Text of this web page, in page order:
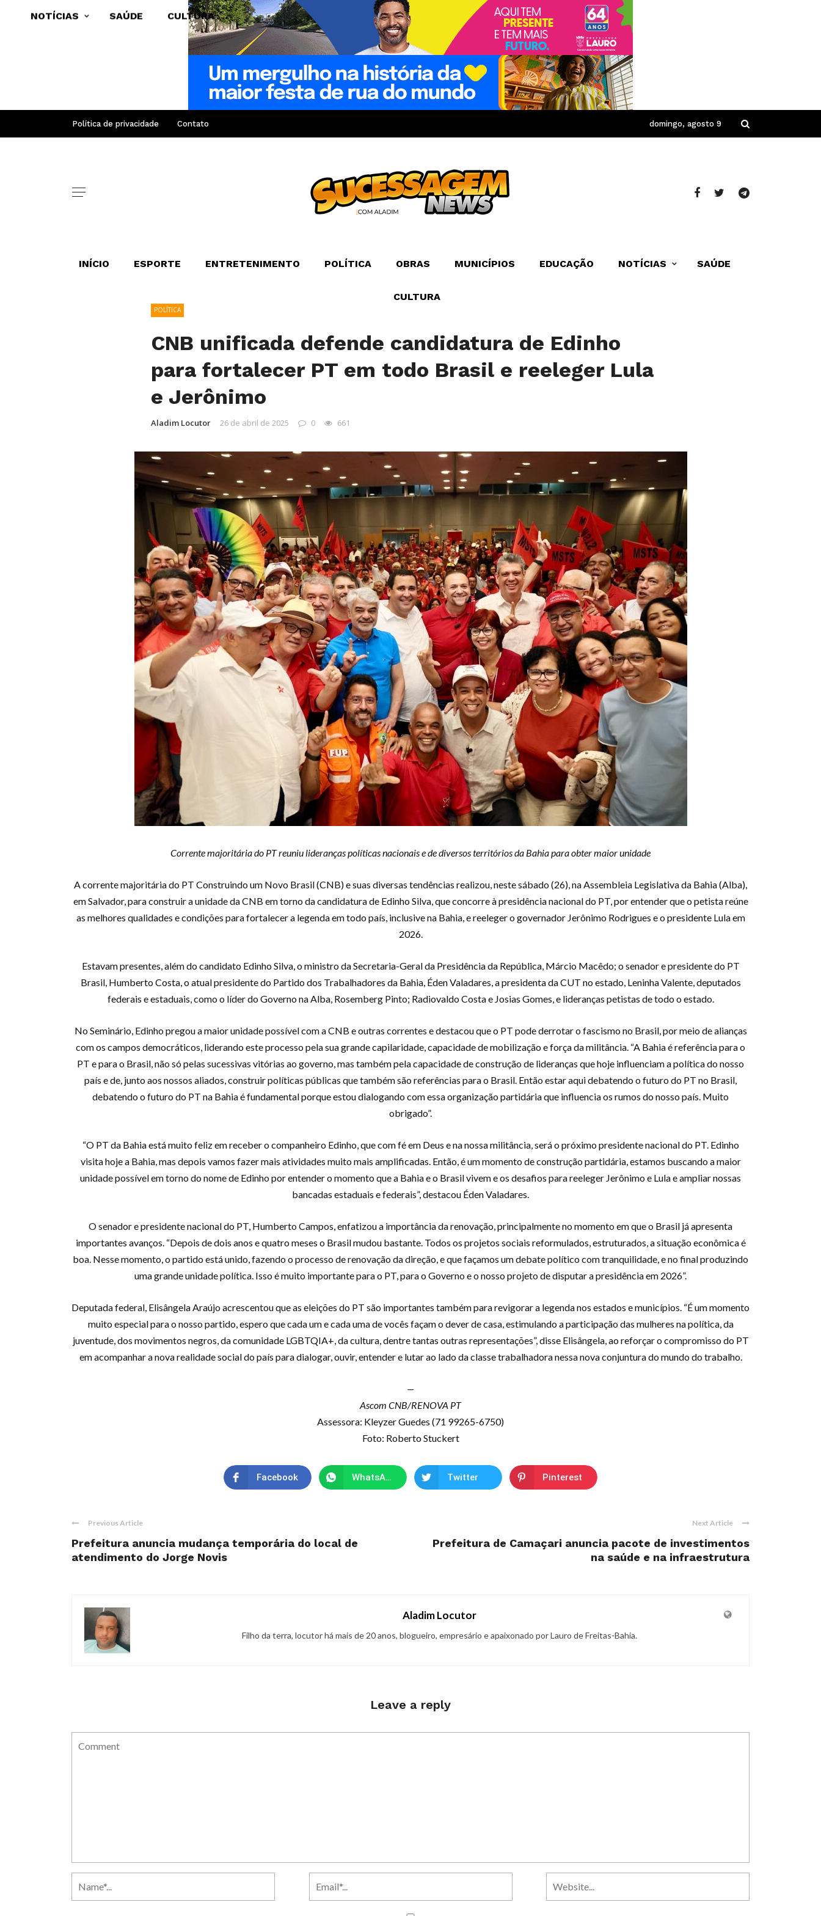
Política de privacidade Contato domingo, agosto 9
INÍCIO ESPORTE ENTRETENIMENTO POLÍTICA OBRAS MUNICÍPIOS EDUCAÇÃO NOTÍCIAS SAÚDE
CULTURA
NOTÍCIAS SAÚDE CULTURA
POLÍTICA
CNB unificada defende candidatura de Edinho
para fortalecer PT em todo Brasil e reeleger Lula
e Jerônimo
Aladim Locutor 26 de abril de 2025 0 661
Corrente majoritária do PT reuniu lideranças políticas nacionais e de diversos territórios da Bahia para obter maior unidade
A corrente majoritária do PT Construindo um Novo Brasil (CNB) e suas diversas tendências realizou, neste sábado (26), na Assembleia Legislativa da Bahia (Alba),
em Salvador, para construir a unidade da CNB em torno da candidatura de Edinho Silva, que concorre à presidência nacional do PT, por entender que o petista reúne
as melhores qualidades e condições para fortalecer a legenda em todo país, inclusive na Bahia, e reeleger o governador Jerônimo Rodrigues e o presidente Lula em
2026.
Estavam presentes, além do candidato Edinho Silva, o ministro da Secretaria-Geral da Presidência da República, Márcio Macêdo; o senador e presidente do PT
Brasil, Humberto Costa, o atual presidente do Partido dos Trabalhadores da Bahia, Éden Valadares, a presidenta da CUT no estado, Leninha Valente, deputados
federais e estaduais, como o líder do Governo na Alba, Rosemberg Pinto; Radiovaldo Costa e Josias Gomes, e lideranças petistas de todo o estado.
No Seminário, Edinho pregou a maior unidade possível com a CNB e outras correntes e destacou que o PT pode derrotar o fascismo no Brasil, por meio de alianças
com os campos democráticos, liderando este processo pela sua grande capilaridade, capacidade de mobilização e força da militância. “A Bahia é referência para o
PT e para o Brasil, não só pelas sucessivas vitórias ao governo, mas também pela capacidade de construção de lideranças que hoje influenciam a política do nosso
país e de, junto aos nossos aliados, construir políticas públicas que também são referências para o Brasil. Então estar aqui debatendo o futuro do PT no Brasil,
debatendo o futuro do PT na Bahia é fundamental porque estou dialogando com essa organização partidária que influencia os rumos do nosso país. Muito
obrigado”.
“O PT da Bahia está muito feliz em receber o companheiro Edinho, que com fé em Deus e na nossa militância, será o próximo presidente nacional do PT. Edinho
visita hoje a Bahia, mas depois vamos fazer mais atividades muito mais amplificadas. Então, é um momento de construção partidária, estamos buscando a maior
unidade possível em torno do nome de Edinho por entender o momento que a Bahia e o Brasil vivem e os desafios para reeleger Jerônimo e Lula e ampliar nossas
bancadas estaduais e federais”, destacou Éden Valadares.
O senador e presidente nacional do PT, Humberto Campos, enfatizou a importância da renovação, principalmente no momento em que o Brasil já apresenta
importantes avanços. “Depois de dois anos e quatro meses o Brasil mudou bastante. Todos os projetos sociais reformulados, estruturados, a situação econômica é
boa. Nesse momento, o partido está unido, fazendo o processo de renovação da direção, e que façamos um debate político com tranquilidade, e no final produzindo
uma grande unidade política. Isso é muito importante para o PT, para o Governo e o nosso projeto de disputar a presidência em 2026”.
Deputada federal, Elisângela Araújo acrescentou que as eleições do PT são importantes também para revigorar a legenda nos estados e municípios. “É um momento
muito especial para o nosso partido, espero que cada um e cada uma de vocês façam o dever de casa, estimulando a participação das mulheres na política, da
juventude, dos movimentos negros, da comunidade LGBTQIA+, da cultura, dentre tantas outras representações”, disse Elisângela, ao reforçar o compromisso do PT
em acompanhar a nova realidade social do país para dialogar, ouvir, entender e lutar ao lado da classe trabalhadora nessa nova conjuntura do mundo do trabalho.
—
Ascom CNB/RENOVA PT
Assessora: Kleyzer Guedes (71 99265-6750)
Foto: Roberto Stuckert
Facebook WhatsApp Twitter Pinterest
Previous Article
Prefeitura anuncia mudança temporária do local de
atendimento do Jorge Novis
Next Article
Prefeitura de Camaçari anuncia pacote de investimentos
na saúde e na infraestrutura
Aladim Locutor
Filho da terra, locutor há mais de 20 anos, blogueiro, empresário e apaixonado por Lauro de Freitas-Bahia.
Leave a reply